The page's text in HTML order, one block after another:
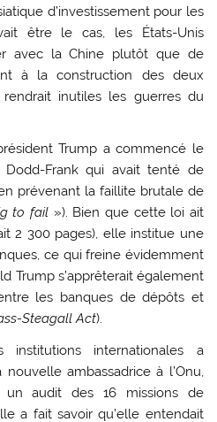
d’investissement pour les
être le cas, les États-Unis
avec la Chine plutôt que de
à la construction des deux
inutiles les guerres du
Trump a commencé le
Frank qui avait tenté de
prévenant la faillite brutale de
to fail »). Bien que cette loi ait
2 300 pages), elle institue une
ce qui freine évidemment
Trump s’apprêterait également
les banques de dépôts et
Steagall Act).
internationales a
ambassadrice à l’Onu,
un audit des 16 missions de
a fait savoir qu’elle entendait